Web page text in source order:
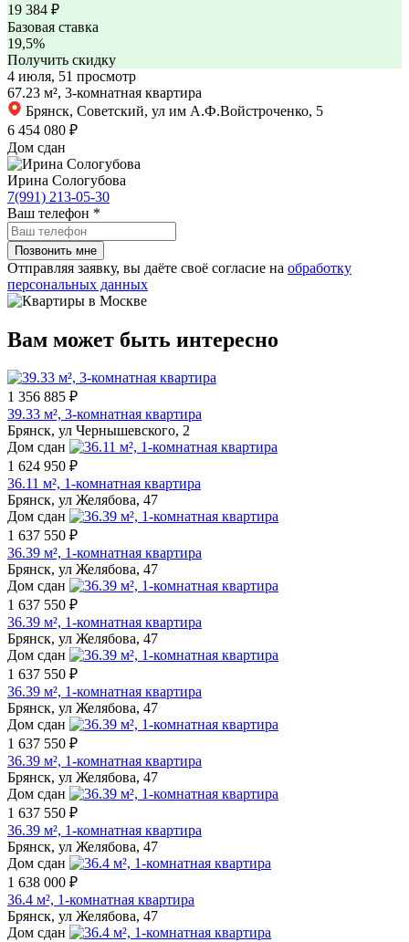
19 384 ₽
Базовая ставка
19,5%
Получить скидку
4 июля, 51 просмотр
67.23 м², 3-комнатная квартира
Брянск, Советский, ул им А.Ф.Войстроченко, 5
6 454 080 ₽
Дом сдан
Ирина Сологубова
7(991) 213-05-30
Ваш телефон *
Отправляя заявку, вы даёте своё согласие на обработку
персональных данных
Вам может быть интересно
1 356 885 ₽
39.33 м², 3-комнатная квартира
Брянск, ул Чернышевского, 2
Дом сдан
1 624 950 ₽
36.11 м², 1-комнатная квартира
Брянск, ул Желябова, 47
Дом сдан
1 637 550 ₽
36.39 м², 1-комнатная квартира
Брянск, ул Желябова, 47
Дом сдан
1 637 550 ₽
36.39 м², 1-комнатная квартира
Брянск, ул Желябова, 47
Дом сдан
1 637 550 ₽
36.39 м², 1-комнатная квартира
Брянск, ул Желябова, 47
Дом сдан
1 637 550 ₽
36.39 м², 1-комнатная квартира
Брянск, ул Желябова, 47
Дом сдан
1 637 550 ₽
36.39 м², 1-комнатная квартира
Брянск, ул Желябова, 47
Дом сдан
1 638 000 ₽
36.4 м², 1-комнатная квартира
Брянск, ул Желябова, 47
Дом сдан